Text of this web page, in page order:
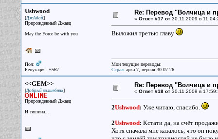
Ushwood
[ДжАдай]
Прирожденный Джаец
May the Force be with you
Пол:
Репутация: +567
Re: Перевод "Волчица и
« Ответ #17 от30.11.2009 в
Выложил третью главу
Мои текущие переводы:
Стражарка 7, версия 30.07.26
<<GEM>>
[Добрый волшебник]
Прирожденный Джаец
И тишина...
Re: Перевод "Волчица и
« Ответ #18 от30.11.2009 в
2Ushwood: Уже читаю, спасибо.
2Ushwood: Кстати да, на счёт
Хотя сначала мне казалось, что он